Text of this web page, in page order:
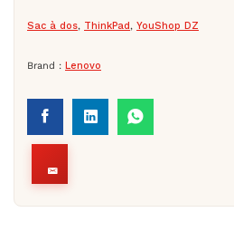
Sac à dos, ThinkPad, YouShop DZ
Brand : Lenovo